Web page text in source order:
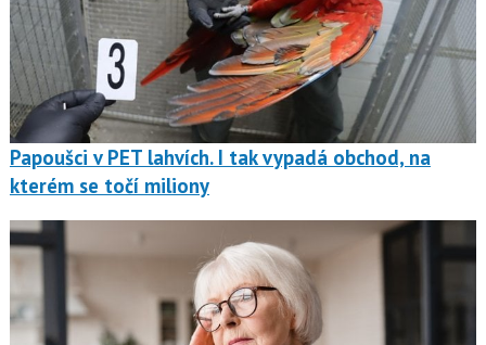
Papoušci v PET lahvích. I tak vypadá obchod, na
kterém se točí miliony